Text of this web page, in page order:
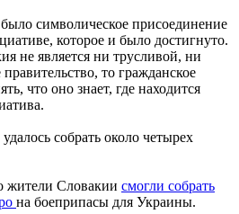
символическое присоединение
которое и было достигнуто.
не является ни трусливой, ни
то гражданское
что оно знает, где находится
собрать около четырех
жители Словакии смогли собрать
на боеприпасы для Украины.